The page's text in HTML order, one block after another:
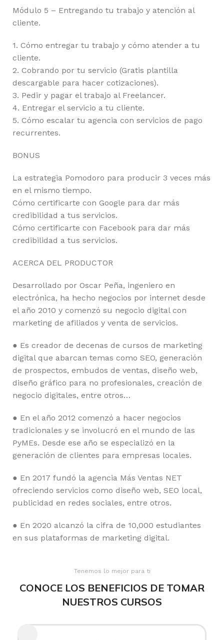
Módulo 5 – Entregando tu trabajo y atención al
cliente.
1. Cómo entregar tu trabajo y cómo atender a tu
cliente.
2. Cobrando por tu servicio (Gratis plantilla
descargable para hacer cotizaciones).
3. Pedir y pagar el trabajo al Freelancer.
4. Entregar el servicio a tu cliente.
5. Cómo escalar tu agencia con servicios de pago
recurrentes.
BONUS
La estrategia Pomodoro para producir 3 veces más
en el mismo tiempo.
Cómo certificarte con Google para dar más
credibilidad a tus servicios.
Cómo certificarte con Facebook para dar más
credibilidad a tus servicios.
ACERCA DEL PRODUCTOR
Desarrollado por Oscar Peña, ingeniero en
electrónica, ha hecho negocios por internet desde
el año 2010 y comenzó su negocio digital con
marketing de afiliados y venta de servicios.
● Es creador de decenas de cursos de marketing
digital que abarcan temas como SEO, generación
de prospectos, embudos de ventas, diseño web,
diseño gráfico para no profesionales, creación de
negocio digitales, entre otros…
● En el año 2012 comenzó a hacer negocios
tradicionales y se involucró en el mundo de las
PyMEs. Desde ese año se especializó en la
generación de clientes para empresas locales.
● En 2017 fundó la agencia Más Ventas NET
ofreciendo servicios como diseño web, SEO local,
publicidad en redes sociales, entre otros.
● En 2020 alcanzó la cifra de 10,000 estudiantes
en sus plataformas de marketing digital.
Tenemos lo mejor para ti
CONOCE LOS BENEFICIOS DE TOMAR
NUESTROS CURSOS